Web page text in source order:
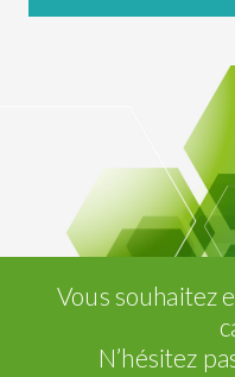
Vous souhaitez
N’hésitez